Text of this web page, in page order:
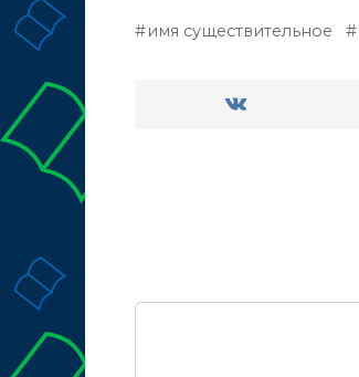
имя существительное